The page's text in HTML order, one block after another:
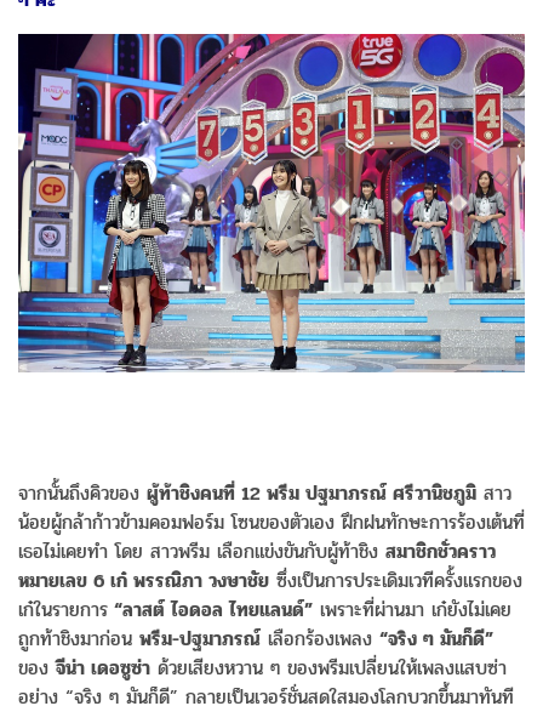
จากนั้นถึงคิวของ ผู้ท้าชิงคนที่ 12 พรีม ปฐมาภรณ์ ศรีวานิชภูมิ สาว
น้อยผู้กล้าก้าวข้ามคอมฟอร์ม โซนของตัวเอง ฝึกฝนทักษะการร้องเต้นที่
เธอไม่เคยทำ โดย สาวพรีม เลือกแข่งขันกับผู้ท้าชิง สมาชิกชั่วคราว
หมายเลข 6 เก๋ พรรณิภา วงษาชัย ซึ่งเป็นการประเดิมเวทีครั้งแรกของ
เก๋ในรายการ “ลาสต์ ไอดอล ไทยแลนด์” เพราะที่ผ่านมา เก๋ยังไม่เคย
ถูกท้าชิงมาก่อน พรีม-ปฐมาภรณ์ เลือกร้องเพลง “จริง ๆ มันก็ดี”
ของจีน่า เดอซูซ่า ด้วยเสียงหวาน ๆ ของพรีมเปลี่ยนให้เพลงแสบซ่า
อย่าง “จริง ๆ มันก็ดี” กลายเป็นเวอร์ชั่นสดใสมองโลกบวกขึ้นมาทันที